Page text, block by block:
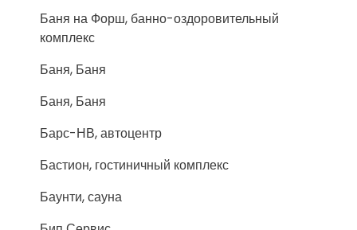
Баня на Форш, банно-оздоровительный
комплекс
Баня, Баня
Баня, Баня
Барс-НВ, автоцентр
Бастион, гостиничный комплекс
Баунти, сауна